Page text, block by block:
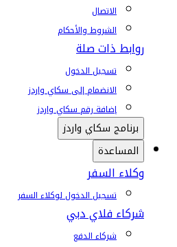
الاتصال
الشروط والأحكام
روابط ذات صلة
تسجيل الدخول
الانضمام إلى سكاي واردز
إضافة رقم سكاي واردز
برنامج سكاي واردز
المساعدة
وكلاء السفر
تسجيل الدخول لوكلاء السفر
شركاء فلاي دبي
شركاء الدفع